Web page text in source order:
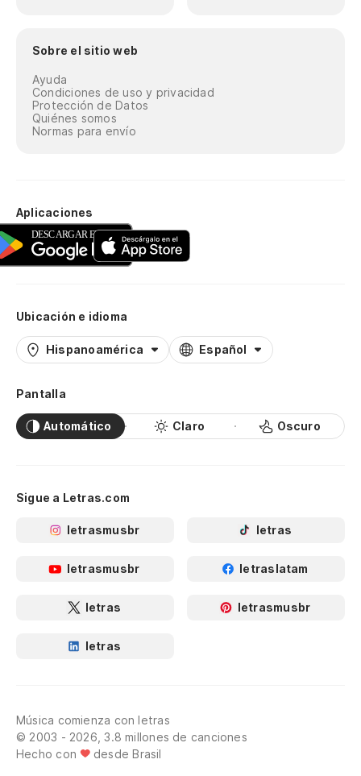
Sobre el sitio web
Ayuda
Condiciones de uso y privacidad
Protección de Datos
Quiénes somos
Normas para envío
Aplicaciones
Ubicación e idioma
Hispanoamérica Español
Pantalla
Automático Claro Oscuro
Sigue a Letras.com
letrasmusbr letras
letrasmusbr letraslatam
letras letrasmusbr
letras
Música comienza con letras
© 2003 - 2026, 3.8 millones de canciones
Hecho con
desde Brasil